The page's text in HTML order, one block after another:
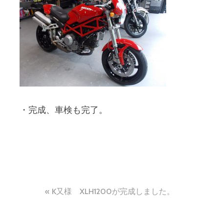
・完成、車検も完了。
K又様 XLH1200が完成しました。